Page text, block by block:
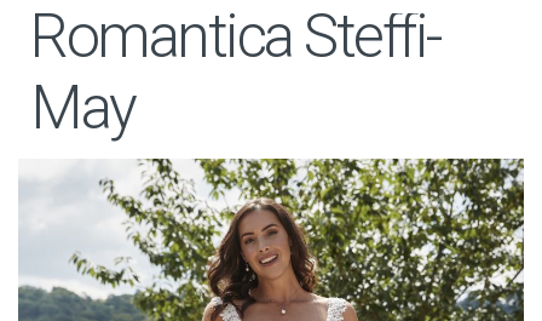
Romantica Steffi-
May